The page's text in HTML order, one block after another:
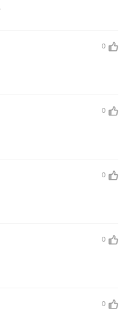
0
0
0
0
0